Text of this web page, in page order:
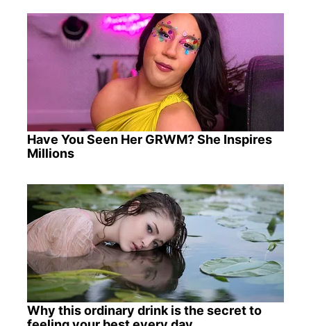
Have You Seen Her GRWM? She Inspires
Millions
Why this ordinary drink is the secret to